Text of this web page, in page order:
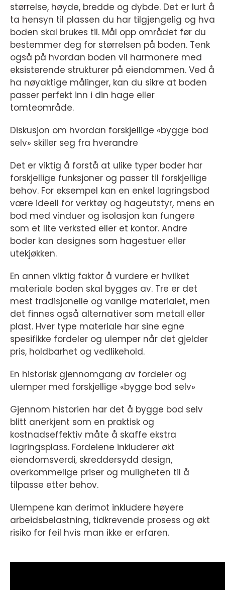
størrelse, høyde, bredde og dybde. Det er lurt å
ta hensyn til plassen du har tilgjengelig og hva
boden skal brukes til. Mål opp området før du
bestemmer deg for størrelsen på boden. Tenk
også på hvordan boden vil harmonere med
eksisterende strukturer på eiendommen. Ved å
ha nøyaktige målinger, kan du sikre at boden
passer perfekt inn i din hage eller
tomteområde.
Diskusjon om hvordan forskjellige «bygge bod
selv» skiller seg fra hverandre
Det er viktig å forstå at ulike typer boder har
forskjellige funksjoner og passer til forskjellige
behov. For eksempel kan en enkel lagringsbod
være ideell for verktøy og hageutstyr, mens en
bod med vinduer og isolasjon kan fungere
som et lite verksted eller et kontor. Andre
boder kan designes som hagestuer eller
utekjøkken.
En annen viktig faktor å vurdere er hvilket
materiale boden skal bygges av. Tre er det
mest tradisjonelle og vanlige materialet, men
det finnes også alternativer som metall eller
plast. Hver type materiale har sine egne
spesifikke fordeler og ulemper når det gjelder
pris, holdbarhet og vedlikehold.
En historisk gjennomgang av fordeler og
ulemper med forskjellige «bygge bod selv»
Gjennom historien har det å bygge bod selv
blitt anerkjent som en praktisk og
kostnadseffektiv måte å skaffe ekstra
lagringsplass. Fordelene inkluderer økt
eiendomsverdi, skreddersydd design,
overkommelige priser og muligheten til å
tilpasse etter behov.
Ulempene kan derimot inkludere høyere
arbeidsbelastning, tidkrevende prosess og økt
risiko for feil hvis man ikke er erfaren.